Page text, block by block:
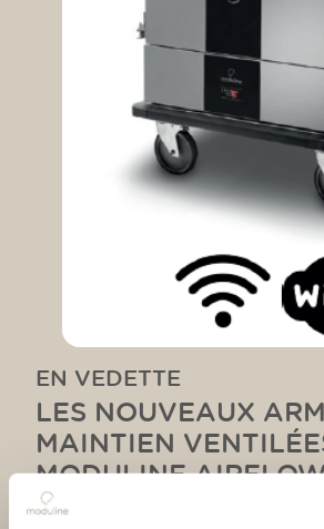
EN VEDETTE
LES NOUVEAUX
MAINTIEN
MODULINE
Avec la nouvelle application